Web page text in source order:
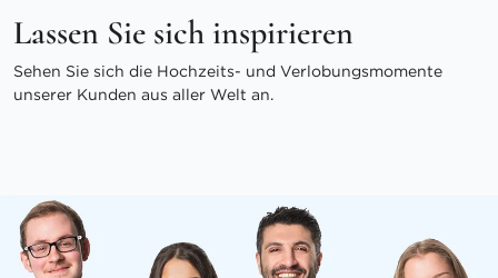
Lassen Sie sich inspirieren
Sehen Sie sich die Hochzeits- und Verlobungsmomente
unserer Kunden aus aller Welt an.